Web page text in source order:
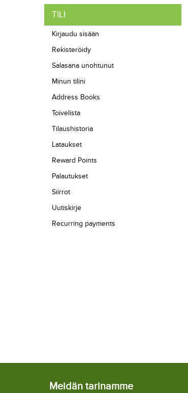
TILI
Kirjaudu sisään
Rekisteröidy
Salasana unohtunut
Minun tilini
Address Books
Toivelista
Tilaushistoria
Lataukset
Reward Points
Palautukset
Siirrot
Uutiskirje
Recurring payments
Meidän tarinamme